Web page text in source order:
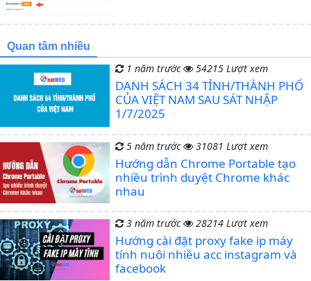
Quan tâm nhiều
1 năm trước 54215 Lượt xem
DANH SÁCH 34 TỈNH/THÀNH PHỐ
CỦA VIỆT NAM SAU SÁT NHẬP
1/7/2025
5 năm trước 31081 Lượt xem
Hướng dẫn Chrome Portable tạo
nhiều trình duyệt Chrome khác
nhau
3 năm trước 28214 Lượt xem
Hướng cài đặt proxy fake ip máy
tính nuôi nhiều acc instagram và
facebook